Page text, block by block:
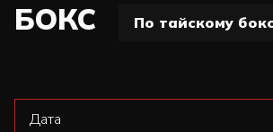
БОКС
По тайскому